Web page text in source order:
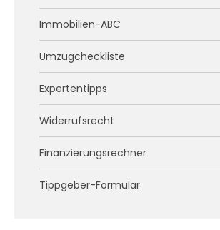
Immobilien-ABC
Umzugcheckliste
Expertentipps
Widerrufsrecht
Finanzierungsrechner
Tippgeber-Formular